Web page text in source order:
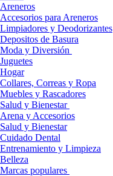
Areneros
Accesorios para Areneros
Limpiadores y Deodorizantes
Depositos de Basura
Moda y Diversión
Juguetes
Hogar
Collares, Correas y Ropa
Muebles y Rascadores
Salud y Bienestar
Arena y Accesorios
Salud y Bienestar
Cuidado Dental
Entrenamiento y Limpieza
Belleza
Marcas populares